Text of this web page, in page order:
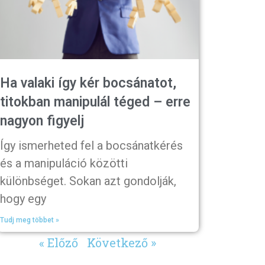
Ha valaki így kér bocsánatot,
titokban manipulál téged – erre
nagyon figyelj
Így ismerheted fel a bocsánatkérés
és a manipuláció közötti
különbséget. Sokan azt gondolják,
hogy egy
Tudj meg többet »
« Előző Következő »